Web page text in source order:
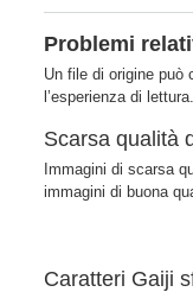
Problemi
Un file di origine può
l’esperienza di
Scarsa qualità
Immagini di scarsa
immagini di buona
Caratteri Gaiji